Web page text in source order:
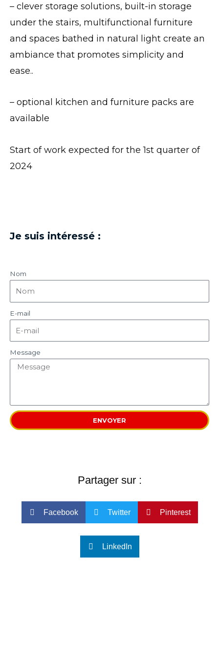
– clever storage solutions, built-in storage
under the stairs, multifunctional furniture
and spaces bathed in natural light create an
ambiance that promotes simplicity and
ease..
– optional kitchen and furniture packs are
available
Start of work expected for the 1st quarter of
2024
Je suis intéressé :
Nom
E-mail
Message
ENVOYER
Partager sur :
Facebook Twitter Pinterest
LinkedIn